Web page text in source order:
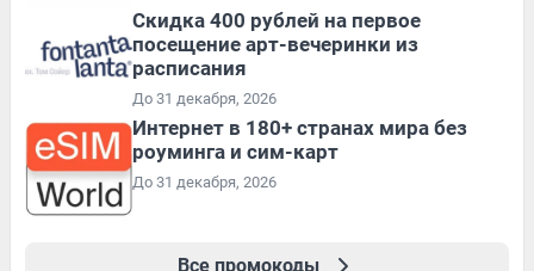
Cкидка 400 рублей на первое
посещение арт-вечеринки из
расписания
До 31 декабря, 2026
Интернет в 180+ странах мира без
роуминга и сим-карт
До 31 декабря, 2026
Все промокоды